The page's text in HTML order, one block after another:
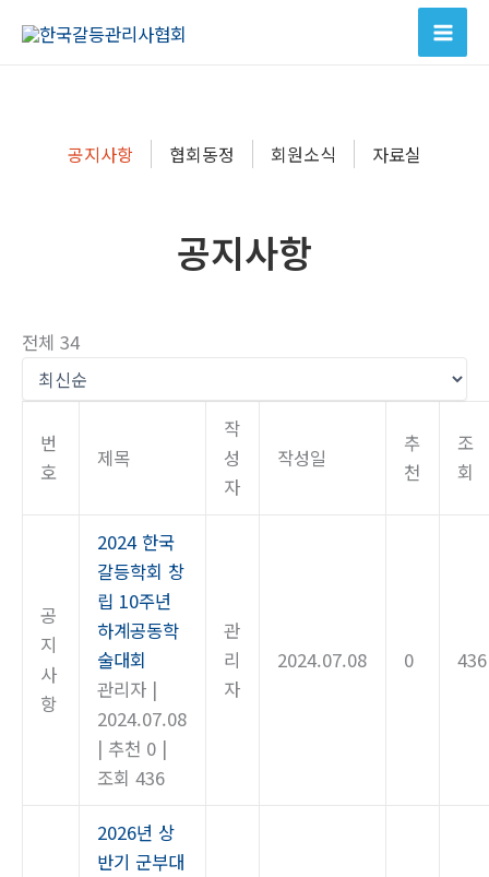
공지사항 협회동정 회원소식 자료실
공지사항
전체 34
번
호
제목
작
성
자
작성일
추
천
조
회
공
지
사
항
2024 한국
갈등학회 창
립 10주년
하계공동학
술대회
관리자 |
2024.07.08
| 추천 0 |
조회 436
관
리
자
2024.07.08 0 436
2026년 상
반기 군부대